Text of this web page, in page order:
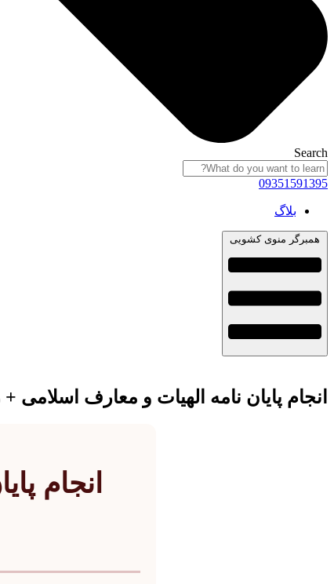
Search
09351591395
بلاگ
همبرگر منوی کشویی
انجام پایان نامه الهیات و معارف
انجام